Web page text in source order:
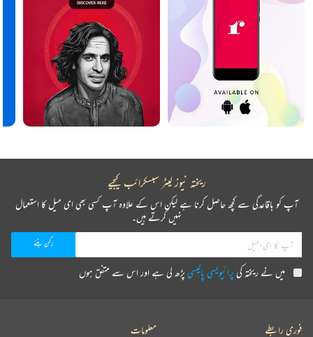
ریختہ نیوز لیٹر سبسکرائب کیجیے
آپ کو باقاعدگی سے کچھ حاصل کرنا ہے لیکن اس کے علاوہ آپ کسی بھی ای میل کا استعمال
نہیں کرتے ہیں۔
میں نے ریختہ کیپرائیویسی پالیسیپڑھ لی ہے اور اس سے متفق ہوں
فوری رابطے معلومات